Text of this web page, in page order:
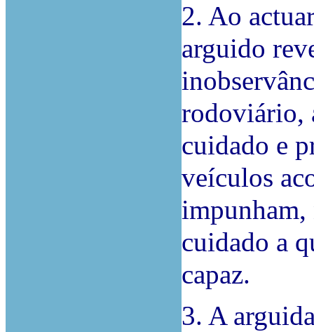
2. Ao
arguido
rodoviário,
cuidado e
veículos
impunham,
cuidado a
capaz.
3. A